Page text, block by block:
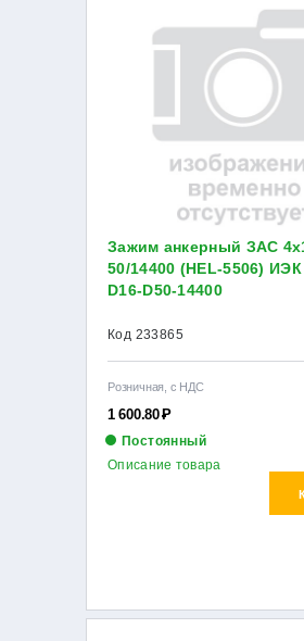
Зажим анкерный ЗАС
50/14400 (HEL-5506)
D16-D50-14400
Код 233865
Розничная, с НДС
1 600.80Р
Постоянный
Описание товара